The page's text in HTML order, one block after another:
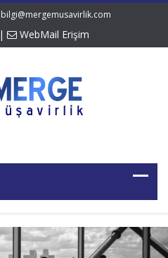
bilgi@mergemusavirlik.com
| WebMail Erişim